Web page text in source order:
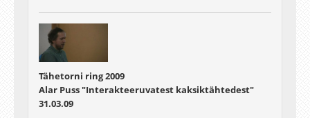
Tähetorni ring 2009
Alar Puss "Interakteeruvatest kaksiktähtedest"
31.03.09